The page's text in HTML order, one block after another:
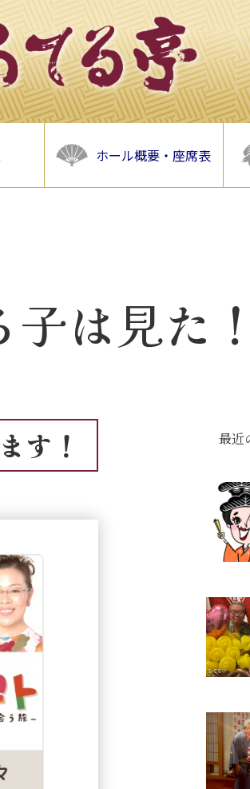
ホール概要・座席表
子は見た！
す！ 最近